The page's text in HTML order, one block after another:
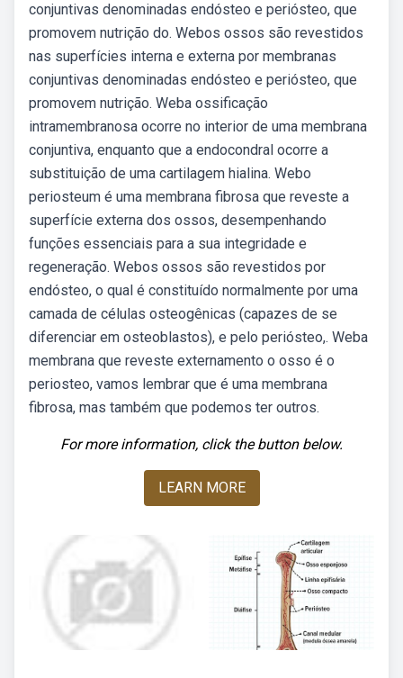
conjuntivas denominadas endósteo e periósteo, que
promovem nutrição do. Webos ossos são revestidos
nas superfícies interna e externa por membranas
conjuntivas denominadas endósteo e periósteo, que
promovem nutrição. Weba ossificação
intramembranosa ocorre no interior de uma membrana
conjuntiva, enquanto que a endocondral ocorre a
substituição de uma cartilagem hialina. Webo
periosteum é uma membrana fibrosa que reveste a
superfície externa dos ossos, desempenhando
funções essenciais para a sua integridade e
regeneração. Webos ossos são revestidos por
endósteo, o qual é constituído normalmente por uma
camada de células osteogênicas (capazes de se
diferenciar em osteoblastos), e pelo periósteo,. Weba
membrana que reveste externamento o osso é o
periosteo, vamos lembrar que é uma membrana
fibrosa, mas também que podemos ter outros.
For more information, click the button below.
LEARN MORE